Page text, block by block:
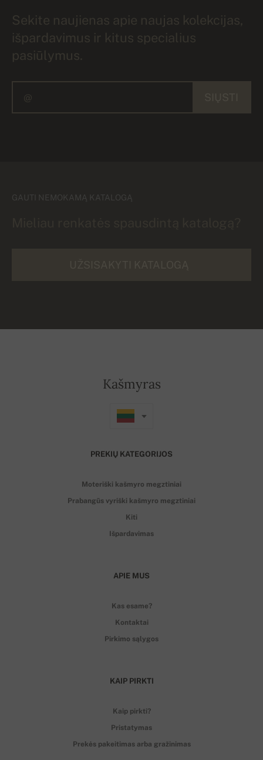
Sekite naujienas apie naujas kolekcijas,
išpardavimus ir kitus specialius
pasiūlymus.
GAUTI NEMOKAMĄ KATALOGĄ
Kašmyras
PREKIŲ KATEGORIJOS
Moteriški kašmyro megztiniai
Prabangūs vyriški kašmyro megztiniai
Kiti
Išpardavimas
APIE MUS
Kas esame?
Kontaktai
Pirkimo sąlygos
KAIP PIRKTI
Kaip pirkti?
Pristatymas
Prekės pakeitimas arba gražinimas